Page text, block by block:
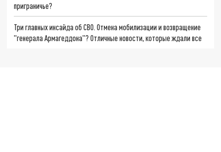
приграничье?
Три главных инсайда об СВО. Отмена мобилизации и возвращение
"генерала Армагеддона"? Отличные новости, которые ждали все